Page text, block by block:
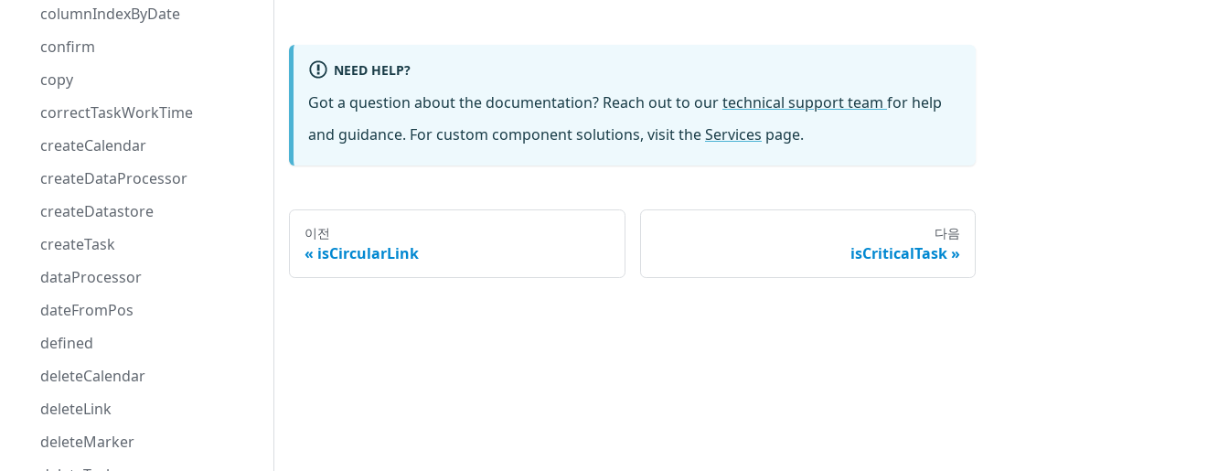
columnIndexByDate
confirm
copy
correctTaskWorkTime
createCalendar
createDataProcessor
createDatastore
createTask
dataProcessor
dateFromPos
defined
deleteCalendar
deleteLink
deleteMarker
NEED HELP?
Got a question about the documentation? Reach out to ourtechnical support team for help
and guidance. For custom component solutions, visit theServices page.
이전
isCircularLink
다음
isCriticalTask